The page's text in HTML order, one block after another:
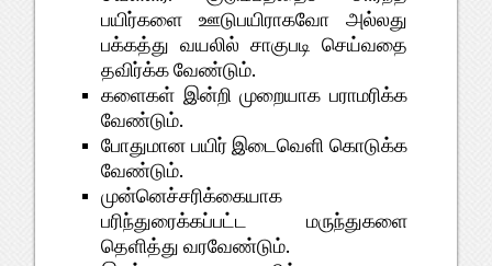
பயிர்களை ஊடுபயிராகவோ அல்லது
பக்கத்து வயலில் சாகுபடி செய்வதை
தவிர்க்க வேண்டும்.
களைகள் இன்றி முறையாக பராமரிக்க
வேண்டும்.
போதுமான பயிர் இடைவெளி கொடுக்க
வேண்டும்.
முன்னெச்சரிக்கையாக
பரிந்துரைக்கப்பட்ட மருந்துகளை
தெளித்து வரவேண்டும்.